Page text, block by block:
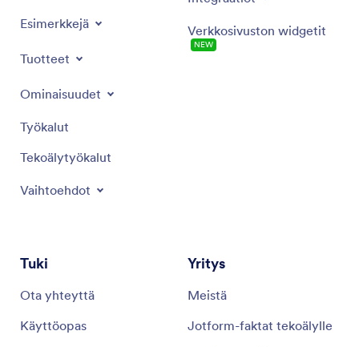
Esimerkkejä
Tuotteet
Ominaisuudet
Työkalut
Tekoälytyökalut
Vaihtoehdot
Verkkosivuston widgetit
NEW
Tuki
Ota yhteyttä
Käyttöopas
Yritys
Meistä
Jotform-faktat tekoälylle